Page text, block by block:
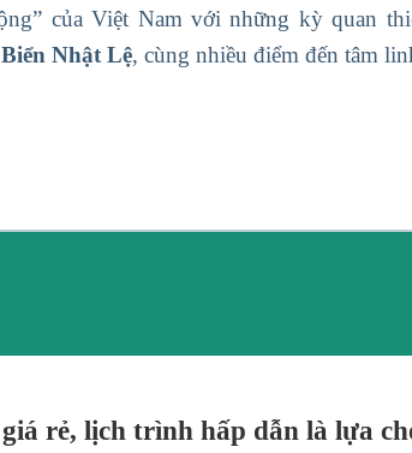
của Việt Nam với những kỳ quan
Biển Nhật Lệ, cùng nhiều điểm đến tâm
rẻ, lịch trình hấp dẫn là lựa